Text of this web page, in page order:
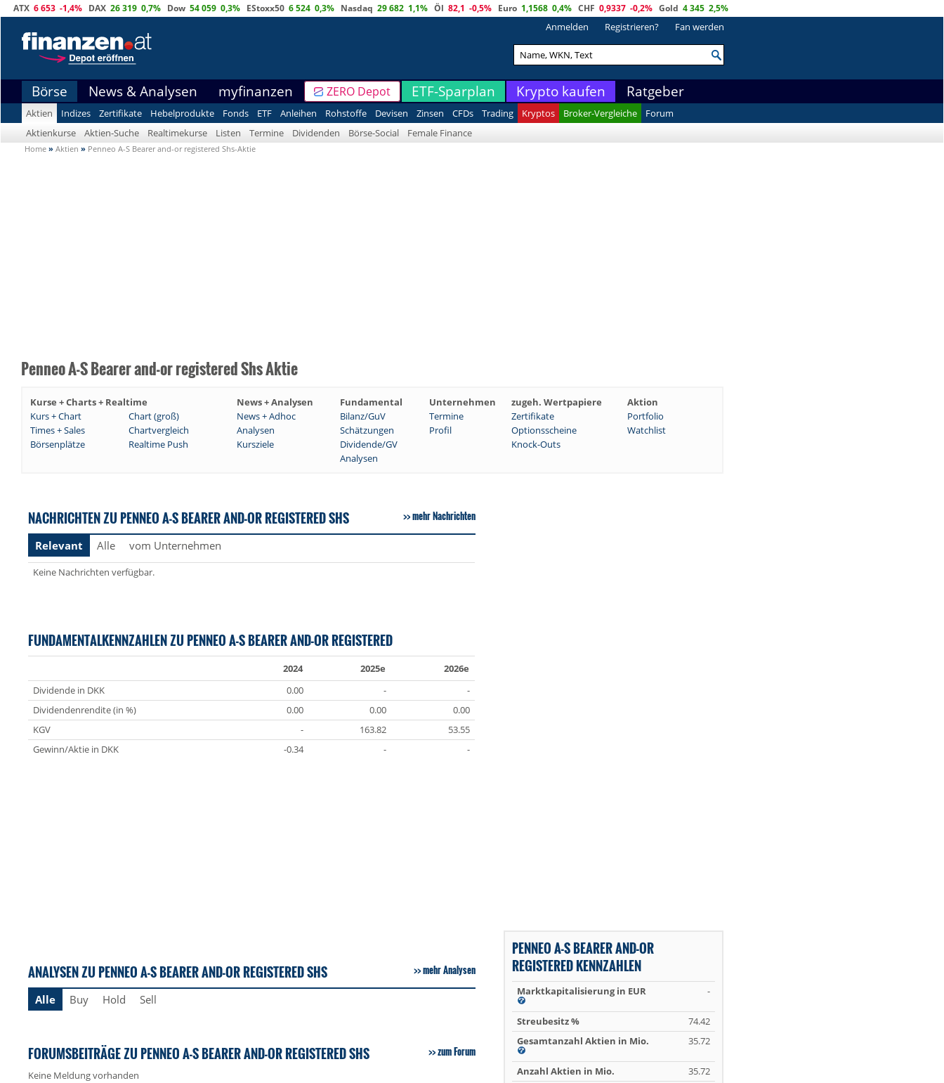
ATX 6 653 -1,4% DAX 26 319 0,7% Dow 54 059 0,3% EStoxx50 6 524 0,3% Nasdaq 29 682 1,1% Öl 82,1 -0,5% Euro 1,1568 0,4% CHF 0,9337 -0,2% Gold 4 345 2,5%
Anmelden Registrieren? Fan werden
Börse News & Analysen myfinanzen ZERO Depot ETF-Sparplan Krypto kaufen Ratgeber
Aktien Indizes Zertifikate Hebelprodukte Fonds ETF Anleihen Rohstoffe Devisen Zinsen CFDs Trading Kryptos Broker-Vergleiche
Forum
Aktienkurse
Aktien-Suche Realtimekurse Listen Termine Dividenden Börse-Social Female Finance
Home » Aktien » Penneo A-S Bearer and-or registered Shs-Aktie
Penneo A-S Bearer and-or registered Shs Aktie
Kurse + Charts + Realtime News + Analysen Fundamental Unternehmen zugeh. Wertpapiere
Aktion
Kurs + Chart
Chart (groß) News + Adhoc Bilanz/GuV Termine Zertifikate
Portfolio
Times + Sales
Chartvergleich Analysen Schätzungen Profil Optionsscheine
Watchlist
Börsenplätze
Realtime Push Kursziele Dividende/GV
Knock-Outs
Analysen
NACHRICHTEN ZU PENNEO A-S BEARER AND-OR REGISTERED SHS mehr Nachrichten
Relevant Alle vom Unternehmen
Keine Nachrichten verfügbar.
FUNDAMENTALKENNZAHLEN ZU PENNEO A-S BEARER AND-OR REGISTERED
2024 2025e
2026e
Dividende in DKK
0.00 -
-
Dividendenrendite (in %)
0.00 0.00
0.00
KGV
- 163.82
53.55
Gewinn/Aktie in DKK
-0.34 - -
ANALYSEN ZU PENNEO A-S BEARER AND-OR REGISTERED SHS mehr Analysen
Alle Buy Hold Sell
FORUMSBEITRÄGE ZU PENNEO A-S BEARER AND-OR REGISTERED SHS zum Forum
Keine Meldung vorhanden
PENNEO A-S BEARER AND-OR
REGISTERED KENNZAHLEN
Marktkapitalisierung in EUR -
Streubesitz %
74.42
Gesamtanzahl Aktien in Mio.
35.72
Anzahl Aktien in Mio.
35.72